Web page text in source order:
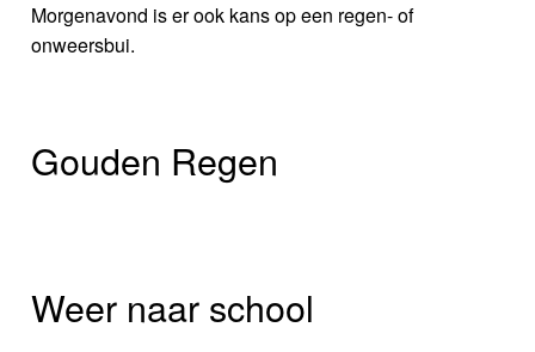
Morgenavond is er ook kans op een regen- of
onweersbui.
Gouden Regen
Weer naar school